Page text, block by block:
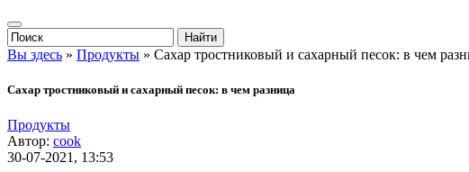
Вы здесь » Продукты » Сахар тростниковый и сахарный песок: в чем
Сахар тростниковый и сахарный песок: в чем разница
Продукты
Автор: cook
30-07-2021, 13:53